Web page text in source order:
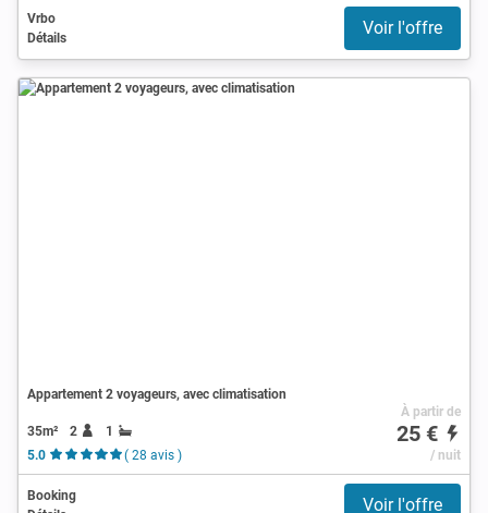
Vrbo
Détails
Voir l'offre
Appartement 2 voyageurs, avec climatisation
35m² 2
1
5.0
( 28 avis )
À partir de
25 €
/ nuit
Booking
Voir l'offre